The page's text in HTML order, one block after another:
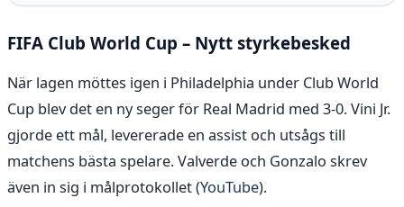
FIFA Club World Cup – Nytt styrkebesked
När lagen möttes igen i Philadelphia under Club World
Cup blev det en ny seger för Real Madrid med 3-0. Vini Jr.
gjorde ett mål, levererade en assist och utsågs till
matchens bästa spelare. Valverde och Gonzalo skrev
även in sig i målprotokollet (YouTube).